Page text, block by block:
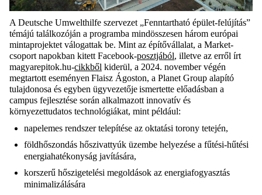
A Deutsche Umwelthilfe szervezet „Fenntartható épület-felújítás”
témájú találkozóján a programba mindösszesen három európai
mintaprojektet válogattak be. Mint az építővállalat, a Market-
csoport napokban kitett Facebook-posztjából, illetve az erről írt
magyarepitok.hu-cikkből kiderül, a 2024. november végén
megtartott eseményen Flaisz Ágoston, a Planet Group alapító
tulajdonosa és egyben ügyvezetője ismertette előadásban a
campus fejlesztése során alkalmazott innovatív és
környezettudatos technológiákat, mint például:
napelemes rendszer telepítése az oktatási torony tetején,
földhőszondás hőszivattyúk üzembe helyezése a fűtési-hűtési
energiahatékonyság javítására,
korszerű hőszigetelési megoldások az energiafogyasztás
minimalizálására